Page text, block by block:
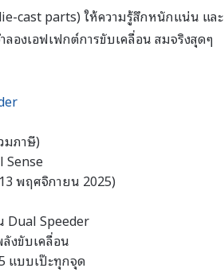
cast parts) ให้ความรู้สึกหนักแน่น และ
องเอฟเฟกต์การขับเคลื่อน สมจริงสุดๆ
มภาษี)
Sense
พฤศจิกายน 2025)
Dual Speeder
งขับเคลื่อน
แบบเป๊ะทุกจุด